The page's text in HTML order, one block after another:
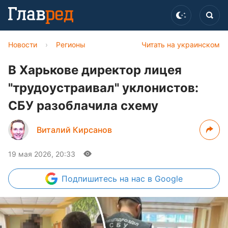
Читать на украинском
Новости › Регионы
В Харькове директор лицея
"трудоустраивал" уклонистов:
СБУ разоблачила схему
Виталий Кирсанов
19 мая 2026, 20:33
Подпишитесь на нас в Google